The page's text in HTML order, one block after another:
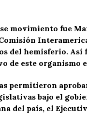
movimiento fue
del hemisferio.
este organismo
permitieron
bajo el
del país, el